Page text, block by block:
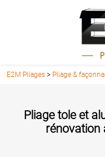
E2M Pliages> Pliage &
Pliage tole et
rénovation
Panneau de gestion des